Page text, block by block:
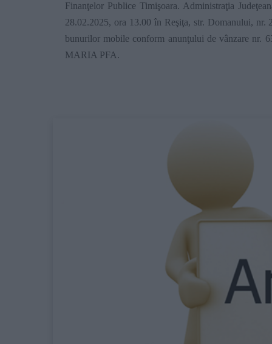
Finanţelor Publice Timişoara. Administraţia
28.02.2025, ora 13.00 în Reşiţa, str. Domanului,
bunurilor mobile conform anunţului de vânzare nr.
MARIA PFA.